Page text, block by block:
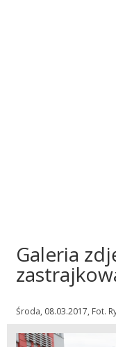
Galeria
Środa, 08.03.2017, Fot.